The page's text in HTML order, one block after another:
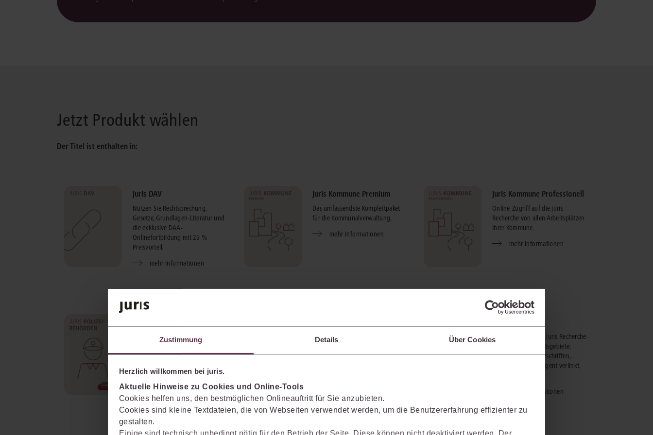
Zustimmung Details Über Cookies
Herzlich willkommen bei juris.
Aktuelle Hinweise zu Cookies und Online-Tools
Cookies helfen uns, den bestmöglichen Onlineauftritt für Sie anzubieten.
Cookies sind kleine Textdateien, die von Webseiten verwendet werden, um die Benutzererfahrung effizienter zu
gestalten.
Einige sind technisch unbedingt nötig für den Betrieb der Seite. Diese können nicht deaktiviert werden. Der
Jetzt Produkt wählen
Der Titel ist enthalten in:
juris DAV
Nutzen Sie Rechtsprechung,
Gesetze, Grundlagen-Literatur und
die exklusive DAA-
Onlinefortbildung mit 25 %
Preisvorteil.
mehr Informationen
juris Kommune Premium
Das umfassendste Komplettpaket
für die Kommunalverwaltung.
mehr Informationen
juris Kommune Professionell
Online-Zugriff auf die juris
Recherche von allen Arbeitsplätzen
Ihrer Kommune.
mehr Informationen
Kommentierung der wichtigsten
straf- und verwaltungsrechtlichen
Vorschriften sowie aktueller Themen
Terrorismus.
mehr Informationen
Nutzen Sie Rechtsprechung,
PraxisKommentar BGB, rund 20 juris
Das umfangreichste juris Recherche-
Paket über alle Rechtsgebiete:
Rechtsprechung, Vorschriften,
Fachliteratur - intelligent verlinkt,
mehr Informationen